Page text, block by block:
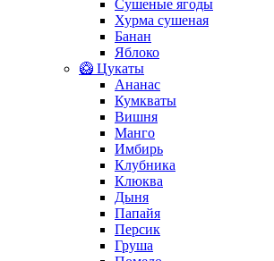
Сушеные ягоды
Хурма сушеная
Банан
Яблоко
🥝 Цукаты
Ананас
Кумкваты
Вишня
Манго
Имбирь
Клубника
Клюква
Дыня
Папайя
Персик
Груша